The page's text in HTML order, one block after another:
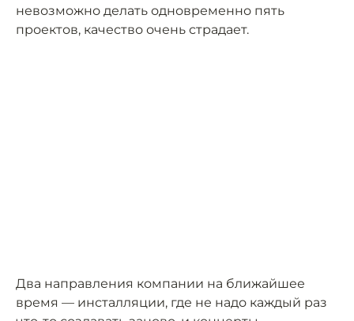
невозможно делать одновременно пять
проектов, качество очень страдает.
Два направления компании на ближайшее
время — инсталляции, где не надо каждый раз